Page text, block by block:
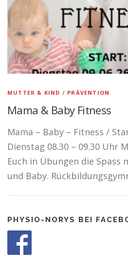
PHYSIO NORYS AUF INSTAGRAM
MUTTER & KIND / PRÄVENTION
Mama & Baby Fitness
Mama – Baby – Fitness /
Dienstag 08.30 – 09.30 Uhr
Euch in Übungen die Spass
und Baby.
PHYSIO-NORYS BEI